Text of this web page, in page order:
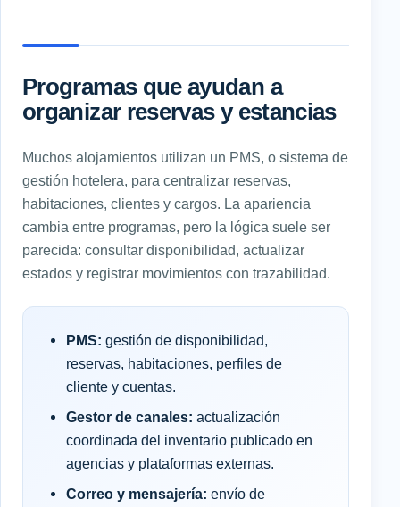
Programas que ayudan a
organizar reservas y estancias
Muchos alojamientos utilizan un PMS, o sistema de
gestión hotelera, para centralizar reservas,
habitaciones, clientes y cargos. La apariencia
cambia entre programas, pero la lógica suele ser
parecida: consultar disponibilidad, actualizar
estados y registrar movimientos con trazabilidad.
PMS: gestión de disponibilidad,
reservas, habitaciones, perfiles de
cliente y cuentas.
Gestor de canales: actualización
coordinada del inventario publicado en
agencias y plataformas externas.
Correo y mensajería: envío de